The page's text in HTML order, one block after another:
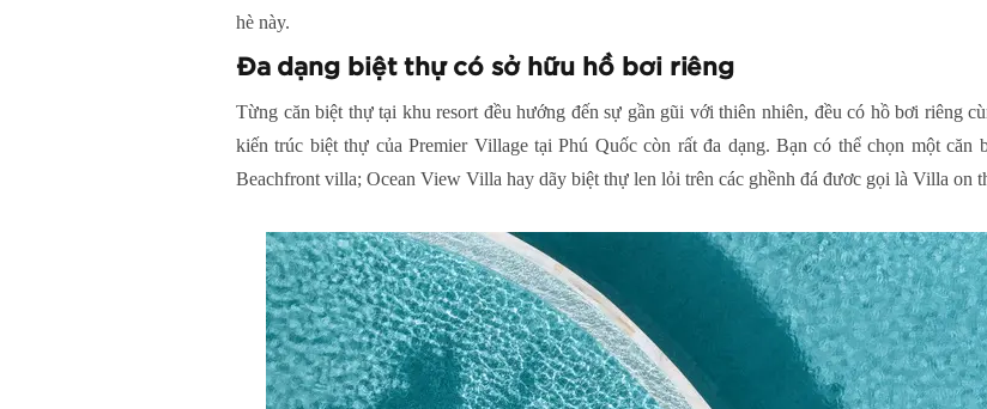
hè này.
Đa dạng biệt thự có sở hữu hồ bơi riêng
Từng căn biệt thự tại khu resort đều hướng đến sự gần gũi với thiên nhiên, đều có hồ bơi riêng
kiến trúc biệt thự của Premier Village tại Phú Quốc còn rất đa dạng. Bạn có thể chọn một
Beachfront villa; Ocean View Villa hay dãy biệt thự len lỏi trên các ghềnh đá đươc gọi là Villa on